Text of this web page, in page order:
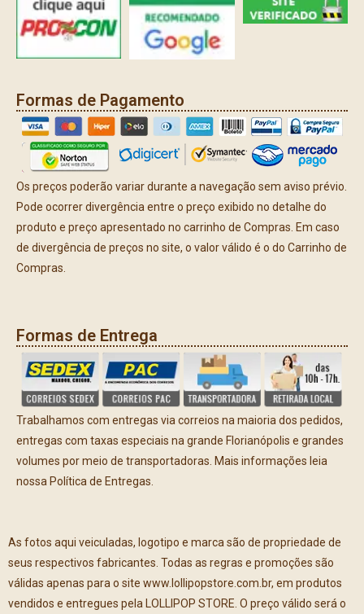
Formas de Pagamento
Os preços poderão variar durante a navegação sem aviso prévio.
Pode ocorrer divergência entre o preço exibido no detalhe do
produto e preço apresentado no carrinho de Compras. Em caso
de divergência de preços no site, o valor válido é o do Carrinho de
Compras.
Formas de Entrega
Trabalhamos com entregas via correios na maioria dos pedidos,
entregas com taxas especiais na grande Florianópolis e grandes
volumes por meio de transportadoras. Mais informações leia
nossa Política de Entregas.
As fotos aqui veiculadas, logotipo e marca são de propriedade de
seus respectivos fabricantes. Todas as regras e promoções são
válidas apenas para o site www.lollipopstore.com.br, em produtos
vendidos e entregues pela LOLLIPOP STORE. O preço válido será o